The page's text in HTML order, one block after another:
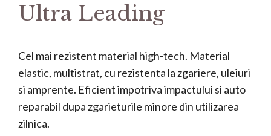
Ultra Leading
Cel mai rezistent material high-tech. Material
elastic, multistrat, cu rezistenta la zgariere, uleiuri
si amprente. Eficient impotriva impactului si auto
reparabil dupa zgarieturile minore din utilizarea
zilnica.